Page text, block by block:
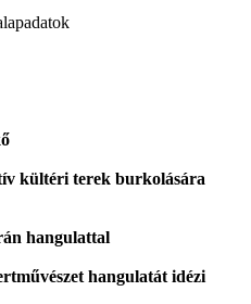
kültéri terek burkolására
hangulattal
hangulatát idézi